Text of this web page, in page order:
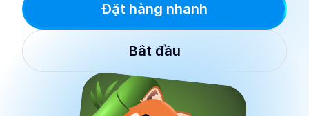
Đặt hàng nhanh
Bắt đầu